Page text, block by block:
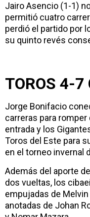
Jairo Asencio (1-1)
permitió cuatro
perdió el partido por
su quinto revés
TOROS 4-7
Jorge Bonifacio
carreras para
entrada y los
Toros del Este para
en el torneo invernal
Además del aporte
dos vueltas, los
empujadas de
anotadas de Johan